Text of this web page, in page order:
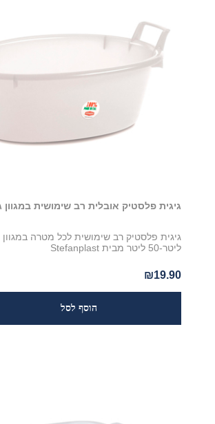
גיגית פלסטיק אובלית רב שימושית
ליטר-50 ליטר מבית Stefanplast
₪19.90